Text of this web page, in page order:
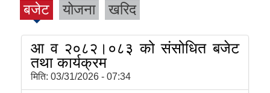
बजेट योजना खरिद
आ व २०८२।०८३ को संसोधित बजेट
तथा कार्यक्रम
मिति: 03/31/2026 - 07:34